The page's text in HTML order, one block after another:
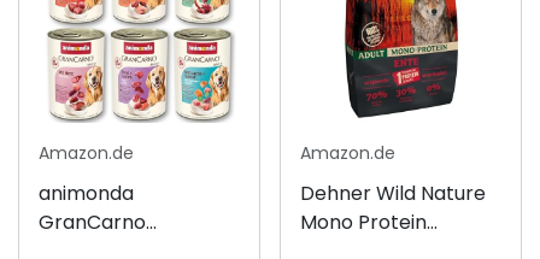
Amazon.de
animonda
GranCarno
Amazon.de
Dehner Wild Nature
Mono Protein